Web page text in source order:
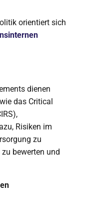
orientiert sich
dienen
das Critical
Risiken im
zu
bewerten und